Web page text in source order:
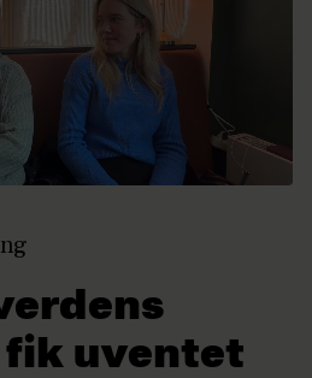
fik uventet